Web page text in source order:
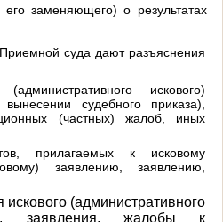
заменяющего) о результатах
суда дают разъяснения
искового)
судебного приказа),
(частных) жалоб, иных
прилагаемых к исковому
заявлению, заявлению,
искового (административного
заявления, жалобы к